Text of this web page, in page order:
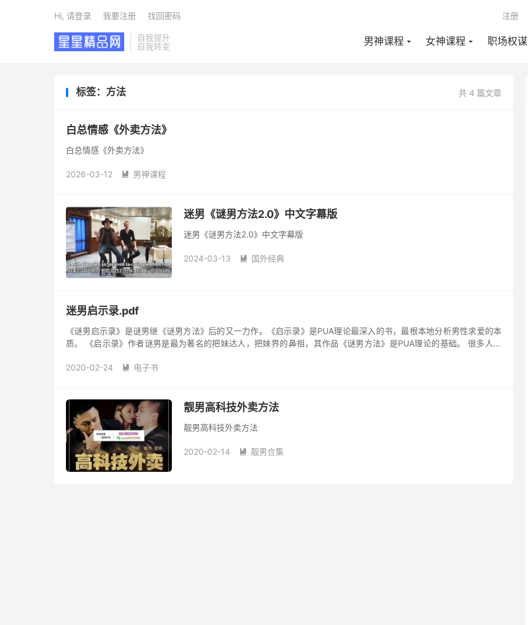
自我提升
自我转变
男神课程 女神课程 职场权谋
注册
Hi, 请登录 我要注册 找回密码
共 4 篇文章
标签：方法
白总情感《外卖方法》
白总情感《外卖方法》
2026-03-12  男神课程
迷男《谜男方法2.0》中文字幕版
迷男《谜男方法2.0》中文字幕版
2024-03-13  国外经典
迷男启示录.pdf
《谜男启示录》是谜男继《谜男方法》后的又一力作。《启示录》是PUA理论最深入的书，最根本地分析男性求爱的本
质。 《启示录》作者谜男是最为著名的把妹达人，把妹界的鼻祖，其作品《谜男方法》是PUA理论的基础。 很多人会
2020-02-24
 电子书
靓男高科技外卖方法
靓男高科技外卖方法
2020-02-14  靓男合集